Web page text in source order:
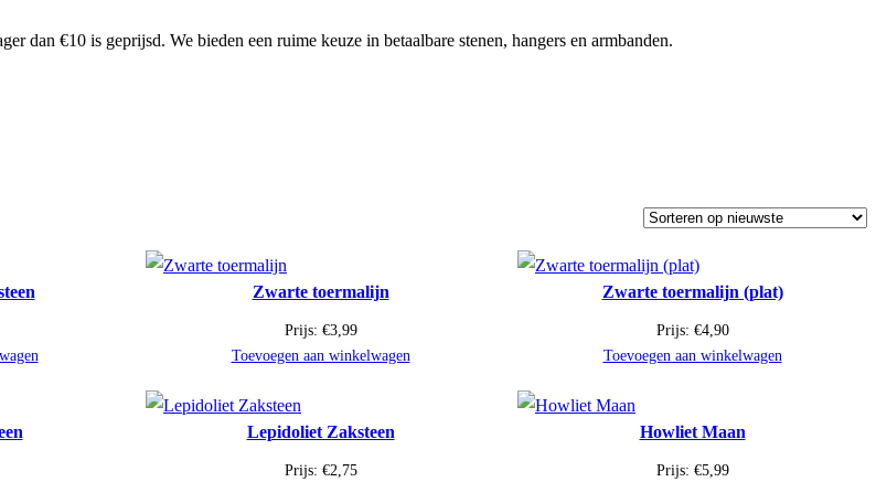
dan €10 is geprijsd. We bieden een ruime keuze in betaalbare stenen, hangers en armbanden.
Zwarte toermalijn
Prijs: €3,99
Toevoegen aan winkelwagen
Zwarte toermalijn (plat)
Prijs: €4,90
Toevoegen aan winkelwagen
Lepidoliet Zaksteen
Prijs: €2,75
Howliet Maan
Prijs: €5,99